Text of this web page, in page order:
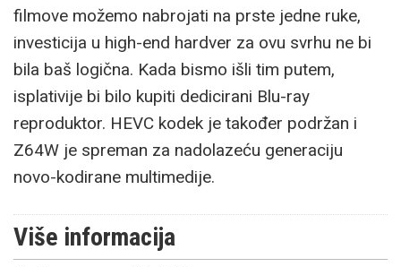
filmove možemo nabrojati na prste jedne ruke,
investicija u high-end hardver za ovu svrhu ne bi
bila baš logična. Kada bismo išli tim putem,
isplativije bi bilo kupiti dedicirani Blu-ray
reproduktor. HEVC kodek je također podržan i
Z64W je spreman za nadolazeću generaciju
novo-kodirane multimedije.
Više informacija